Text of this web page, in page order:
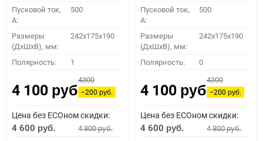
Пусковой ток,
A:
500
Размеры
(ДхШхВ), мм:
242x175x190
Полярность: 1
4 100 руб.
4300
−200руб.
Цена без ECOном скидки:
4 600 руб. 4 800руб.
Пусковой ток,
A:
500
Размеры
(ДхШхВ), мм:
242x175x190
Полярность: 0
4 100 руб.
4300
−200руб.
Цена без ECOном скидки:
4 600 руб. 4 800руб.